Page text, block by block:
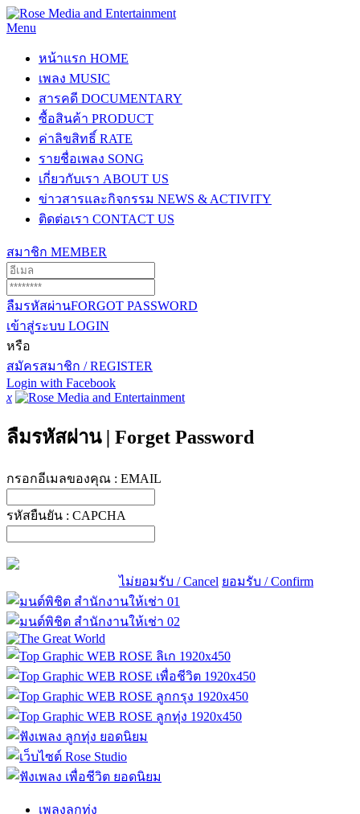
Menu
หน้าแรก HOME
เพลง MUSIC
สารคดี DOCUMENTARY
ซื้อสินค้า PRODUCT
ค่าลิขสิทธิ์ RATE
รายชื่อเพลง SONG
เกี่ยวกับเรา ABOUT US
ข่าวสารและกิจกรรม NEWS & ACTIVITY
ติดต่อเรา CONTACT US
สมาชิก MEMBER
ลืมรหัสผ่านFORGOT PASSWORD
เข้าสู่ระบบ LOGIN
หรือ
สมัครสมาชิก / REGISTER
Login with Facebook
x
ลืมรหัสผ่าน | Forget Password
กรอกอีเมลของคุณ : EMAIL
รหัสยืนยัน : CAPCHA
ไม่ยอมรับ / Cancel ยอมรับ / Confirm
เพลงลูกทุ่ง